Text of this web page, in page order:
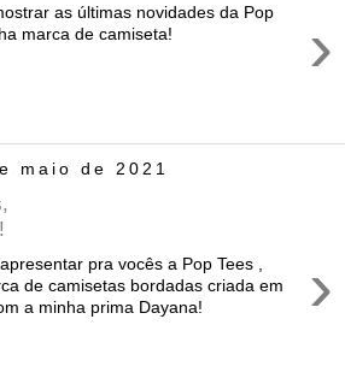
›
as últimas novidades da Pop
marca de camiseta!
maio de 2021
›
pra vocês a Pop Tees ,
de camisetas bordadas criada em
a minha prima Dayana!